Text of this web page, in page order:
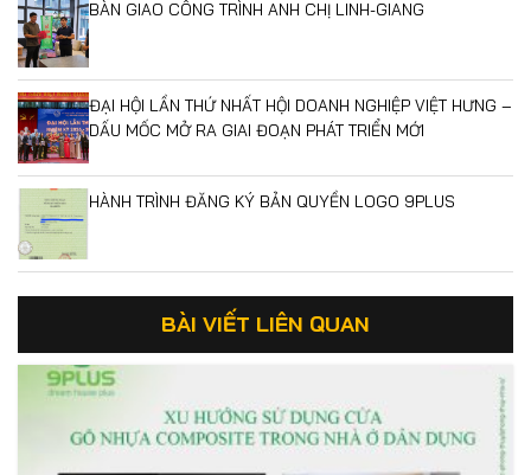
BÀN GIAO CÔNG TRÌNH ANH CHỊ LINH-GIANG
ĐẠI HỘI LẦN THỨ NHẤT HỘI DOANH NGHIỆP VIỆT HƯNG –
DẤU MỐC MỞ RA GIAI ĐOẠN PHÁT TRIỂN MỚI
HÀNH TRÌNH ĐĂNG KÝ BẢN QUYỀN LOGO 9PLUS
BÀI VIẾT LIÊN QUAN